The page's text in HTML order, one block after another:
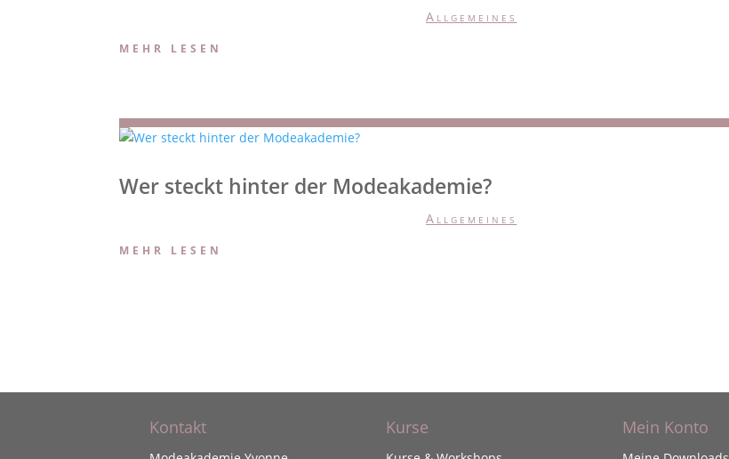
Allgemeines
MEHR LESEN
Wer steckt hinter der Modeakademie?
Allgemeines
MEHR LESEN
Kontakt Kurse Mein Konto